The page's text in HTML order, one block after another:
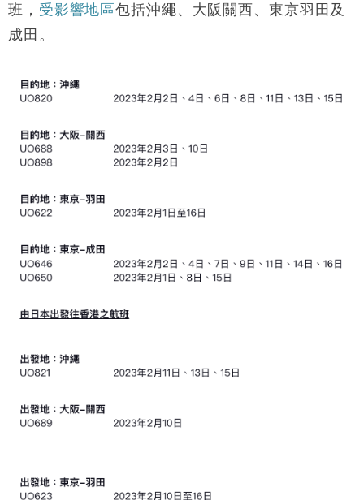
16:55
科技｜iPhone 18 Pro成本或升4成 蘋果或犧牲毛利穩
14:49
財經｜大摩削老鋪黃金目標價至505元 惟維持「增
13:49
本地｜華嫂冰室太子店涉提供失實資料 遭禁申請輸入
機
18:31
財經｜華僑銀行上半年淨利創新高 中期息增15%至
17:33
財經｜滙豐上調香港今年GDP預測至4.5% 看好貿易
及消費表現
損失近6900萬元
班， 受影響地區包括沖繩、大阪關西、東京羽田及
成田。